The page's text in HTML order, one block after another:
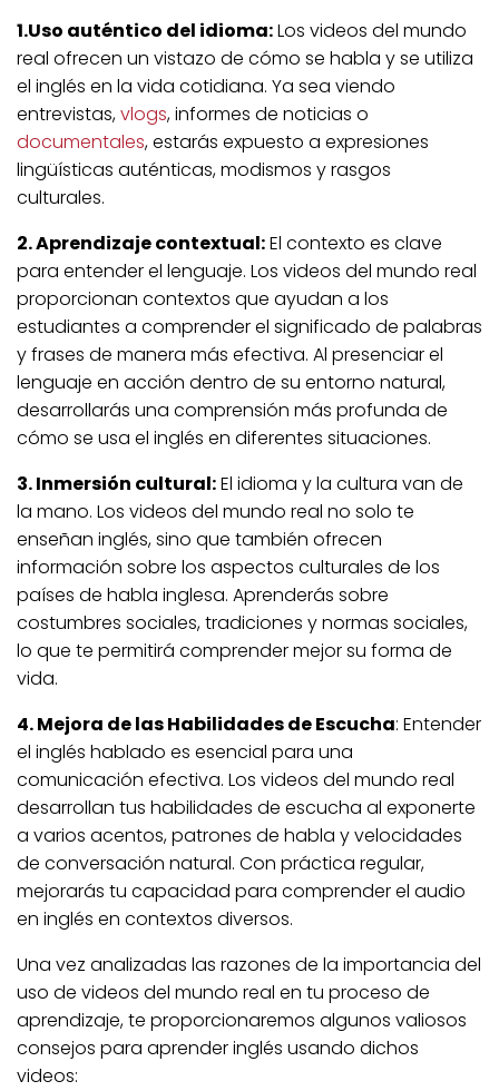
1.Uso auténtico del idioma:Los videos del mundo
real ofrecen un vistazo de cómo se habla y se utiliza
el inglés en la vida cotidiana. Ya sea viendo
entrevistas,vlogs, informes de noticias o
documentales, estarás expuesto a expresiones
lingüísticas auténticas, modismos y rasgos
culturales.
2. Aprendizaje contextual:El contexto es clave
para entender el lenguaje. Los videos del mundo real
proporcionan contextos que ayudan a los
estudiantes a comprender el significado de palabras
y frases de manera más efectiva. Al presenciar el
lenguaje en acción dentro de su entorno natural,
desarrollarás una comprensión más profunda de
cómo se usa el inglés en diferentes situaciones.
3. Inmersión cultural:El idioma y la cultura van de
la mano. Los videos del mundo real no solo te
enseñan inglés, sino que también ofrecen
información sobre los aspectos culturales de los
países de habla inglesa. Aprenderás sobre
costumbres sociales, tradiciones y normas sociales,
lo que te permitirá comprender mejor su forma de
vida.
4. Mejora de las Habilidades de Escucha: Entender
el inglés hablado es esencial para una
comunicación efectiva. Los videos del mundo real
desarrollan tus habilidades de escucha al exponerte
a varios acentos, patrones de habla y velocidades
de conversación natural. Con práctica regular,
mejorarás tu capacidad para comprender el audio
en inglés en contextos diversos.
Una vez analizadas las razones de la importancia del
uso de videos del mundo real en tu proceso de
aprendizaje, te proporcionaremos algunos valiosos
consejos para aprender inglés usando dichos
videos: